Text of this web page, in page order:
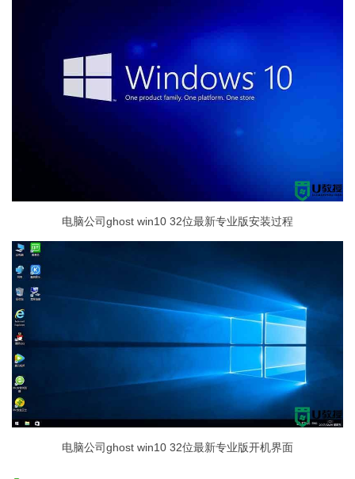
电脑公司ghost win10 32位最新专业版安装过程
电脑公司ghost win10 32位最新专业版开机界面